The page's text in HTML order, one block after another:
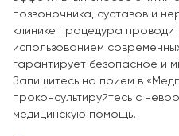
позвоночника, суставов и
клинике процедура
использованием
гарантирует безопасное и
Запишитесь на прием в
проконсультируйтесь с
медицинскую помощь.